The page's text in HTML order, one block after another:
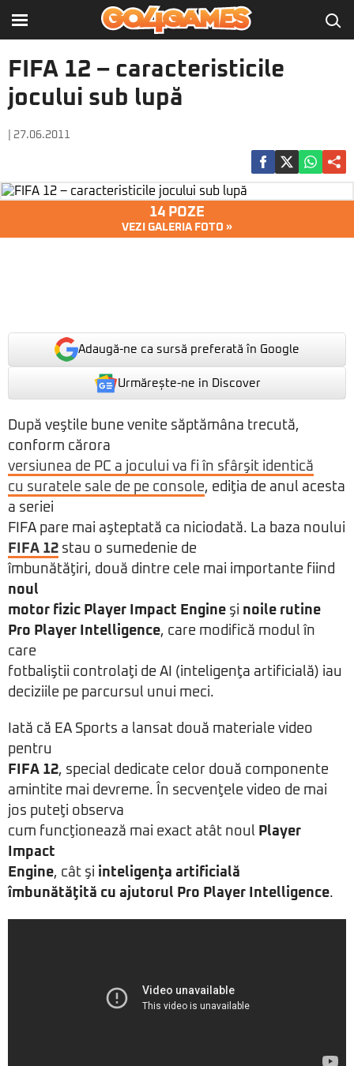
FIFA 12 – caracteristicile
jocului sub lupă
| 27.06.2011
14 POZE
VEZI GALERIA FOTO »
Adaugă-ne ca sursă preferată în Google
Urmărește-ne in Discover
După veştile bune venite săptămâna trecută,
conform cărora
versiunea de PC a jocului va fi în sfârşit identică
cu suratele sale de pe console, ediţia de anul acesta
a seriei
FIFA pare mai aşteptată ca niciodată. La baza noului
FIFA 12 stau o sumedenie de
îmbunătăţiri, două dintre cele mai importante fiind
noul
motor fizic Player Impact Engine şi noile rutine
Pro Player Intelligence, care modifică modul în
care
fotbaliştii controlaţi de AI (inteligenţa artificială) iau
deciziile pe parcursul unui meci.
Iată că EA Sports a lansat două materiale video
pentru
FIFA 12, special dedicate celor două componente
amintite mai devreme. În secvenţele video de mai
jos puteţi observa
cum funcţionează mai exact atât noul Player
Impact
Engine, cât şi inteligenţa artificială
îmbunătăţită cu ajutorul Pro Player Intelligence.